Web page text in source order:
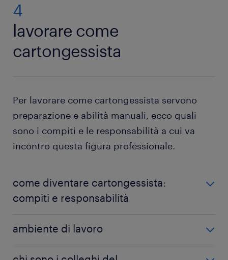
4
lavorare come
cartongessista
Per lavorare come cartongessista servono
preparazione e abilità manuali, ecco quali
sono i compiti e le responsabilità a cui va
incontro questa figura professionale.
come diventare cartongessista:
compiti e responsabilità
sono svariati. Ecco i più diffusi:
ambiente di lavoro